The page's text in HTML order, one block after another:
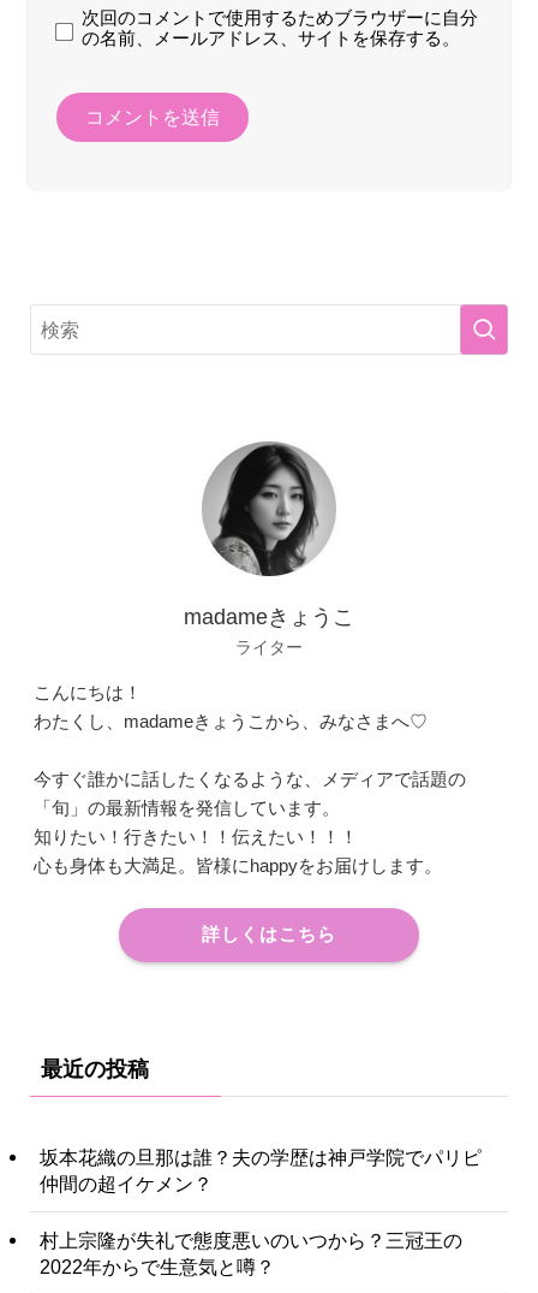
次回のコメントで使用するためブラウザーに自分
の名前、メールアドレス、サイトを保存する。
madameきょうこ
ライター
こんにちは！
わたくし、madameきょうこから、みなさまへ♡
今すぐ誰かに話したくなるような、メディアで話題の
「旬」の最新情報を発信しています。
知りたい！行きたい！！伝えたい！！！
心も身体も大満足。皆様にhappyをお届けします。
詳しくはこちら
最近の投稿
坂本花織の旦那は誰？夫の学歴は神戸学院でパリピ
仲間の超イケメン？
村上宗隆が失礼で態度悪いのいつから？三冠王の
2022年からで生意気と噂？